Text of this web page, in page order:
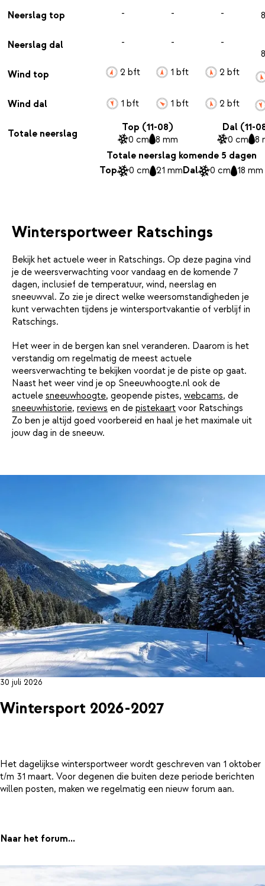
Neerslag top
Neerslag dal
Wind top
Wind dal
Totale neerslag
-
-
2 bft
1 bft
-
-
1 bft
1 bft
-
-
2 bft
2 bft
Top (11-08)
0 cm 8 mm
Dal (11-
0 cm 8
Totale neerslag komende 5 dagen
Top
0 cm 21 mmDal 0 cm 18 mm
Wintersportweer Ratschings
Bekijk het actuele weer in Ratschings. Op deze pagina vind
je de weersverwachting voor vandaag en de komende 7
dagen, inclusief de temperatuur, wind, neerslag en
sneeuwval. Zo zie je direct welke weersomstandigheden je
kunt verwachten tijdens je wintersportvakantie of verblijf in
Ratschings.
Het weer in de bergen kan snel veranderen. Daarom is het
verstandig om regelmatig de meest actuele
weersverwachting te bekijken voordat je de piste op gaat.
Naast het weer vind je op Sneeuwhoogte.nl ook de
actuele sneeuwhoogte, geopende pistes, webcams, de
sneeuwhistorie, reviews en de pistekaart voor Ratschings
Zo ben je altijd goed voorbereid en haal je het maximale uit
jouw dag in de sneeuw.
30 juli 2026
Wintersport 2026-2027
Het dagelijkse wintersportweer wordt geschreven van 1 oktober
t/m 31 maart. Voor degenen die buiten deze periode berichten
willen posten, maken we regelmatig een nieuw forum aan.
Naar het forum...